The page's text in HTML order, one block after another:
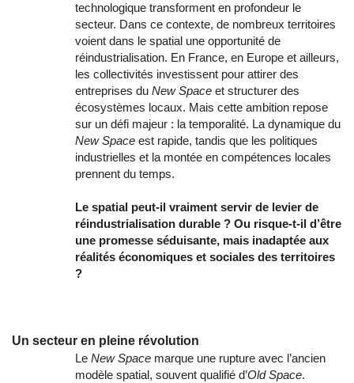
technologique transforment en profondeur le
secteur. Dans ce contexte, de nombreux territoires
voient dans le spatial une opportunité de
réindustrialisation. En France, en Europe et ailleurs,
les collectivités investissent pour attirer des
entreprises du New Space et structurer des
écosystèmes locaux. Mais cette ambition repose
sur un défi majeur : la temporalité. La dynamique du
New Space est rapide, tandis que les politiques
industrielles et la montée en compétences locales
prennent du temps.
Le spatial peut-il vraiment servir de levier de
réindustrialisation durable ? Ou risque-t-il d’être
une promesse séduisante, mais inadaptée aux
réalités économiques et sociales des territoires
?
Un secteur en pleine révolution
Le New Space marque une rupture avec l’ancien
modèle spatial, souvent qualifié d’Old Space.